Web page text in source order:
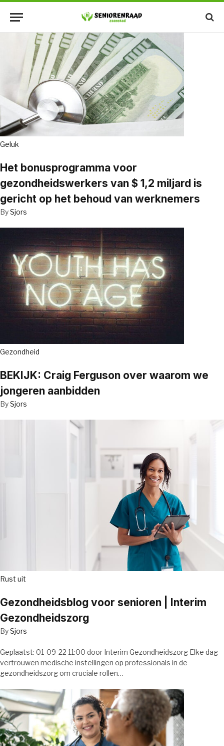
Geluk
Het bonusprogramma voor
gezondheidswerkers van $ 1,2 miljard is
gericht op het behoud van werknemers
BySjors
Gezondheid
BEKIJK: Craig Ferguson over waarom we
jongeren aanbidden
BySjors
Rust uit
Gezondheidsblog voor senioren | Interim
Gezondheidszorg
BySjors
Geplaatst: 01-09-22 11:00 door Interim Gezondheidszorg Elke dag
vertrouwen medische instellingen op professionals in de
gezondheidszorg om cruciale rollen…